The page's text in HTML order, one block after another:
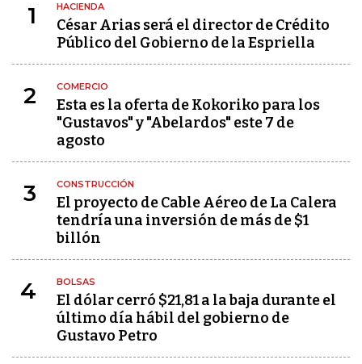
1 HACIENDA
César Arias será el director de Crédito
Público del Gobierno de la Espriella
2 COMERCIO
Esta es la oferta de Kokoriko para los
"Gustavos" y "Abelardos" este 7 de
agosto
3 CONSTRUCCIÓN
El proyecto de Cable Aéreo de La Calera
tendría una inversión de más de $1
billón
4 BOLSAS
El dólar cerró $21,81 a la baja durante el
último día hábil del gobierno de
Gustavo Petro